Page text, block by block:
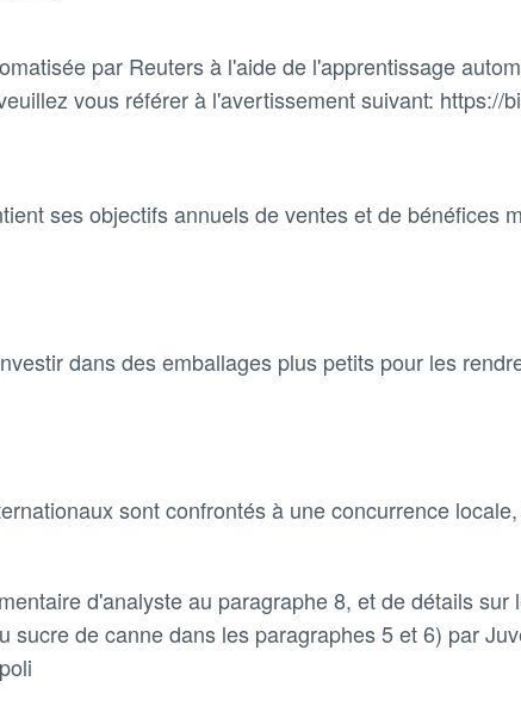
par Reuters à l'aide de l'apprentissage
vous référer à l'avertissement suivant: https://
ses objectifs annuels de ventes et de bénéfices
dans des emballages plus petits pour les
sont confrontés à une concurrence
d'analyste au paragraphe 8, et de détails sur
sucre de canne dans les paragraphes 5 et 6) par